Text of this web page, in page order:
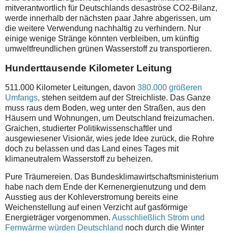
mitverantwortlich für Deutschlands desaströse CO2-Bilanz,
werde innerhalb der nächsten paar Jahre abgerissen, um
die weitere Verwendung nachhaltig zu verhindern. Nur
einige wenige Stränge könnten verbleiben, um künftig
umweltfreundlichen grünen Wasserstoff zu transportieren.
Hunderttausende Kilometer Leitung
511.000 Kilometer Leitungen, davon 380.000 größeren
Umfangs, stehen seitdem auf der Streichliste. Das Ganze
muss raus dem Boden, weg unter den Straßen, aus den
Häusern und Wohnungen, um Deutschland freizumachen.
Graichen, studierter Politikwissenschaftler und
ausgewiesener Visionär, wies jede Idee zurück, die Rohre
doch zu belassen und das Land eines Tages mit
klimaneutralem Wasserstoff zu beheizen.
Pure Träumereien. Das Bundesklimawirtschaftsministerium
habe nach dem Ende der Kernenergienutzung und dem
Ausstieg aus der Kohleverstromung bereits eine
Weichenstellung auf einen Verzicht auf gasförmige
Energieträger vorgenommen. Ausschließlich Strom und
Fernwärme würden Deutschland noch durch die Winter